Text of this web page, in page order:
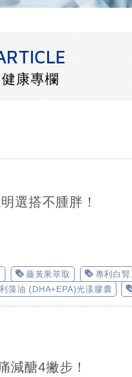
健康專欄
選搭不腫胖！
藤黃果萃取 專利白腎
藻油 (DHA+EPA)光漾膠囊
減醣4撇步！